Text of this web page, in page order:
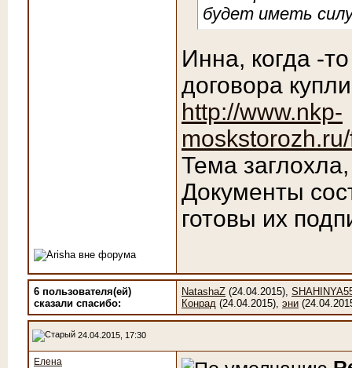
будет иметь
Инна, когда -
договора
http://www.nkp-
Тема
Документы
готовы их
6 пользователя(ей)
сказали cпасибо:
NatashaZ (24.04.2015),
Конрад (24.04.2015), эни
24.04.2015, 17:30
Елена